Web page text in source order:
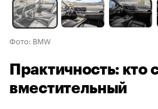
Фото: BMW
Практичность: кто
вместительный